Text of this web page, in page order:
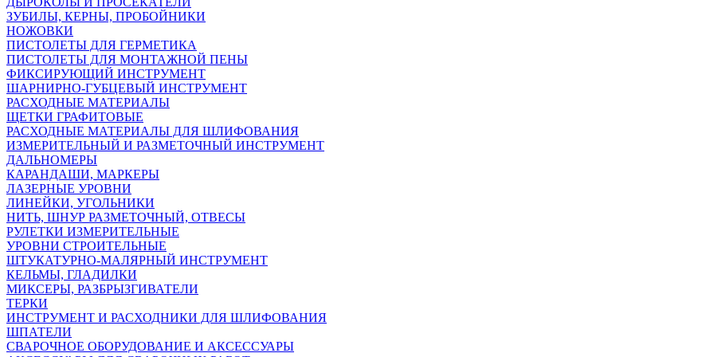
ЗУБИЛЫ, КЕРНЫ, ПРОБОЙНИКИ
НОЖОВКИ
ПИСТОЛЕТЫ ДЛЯ ГЕРМЕТИКА
ПИСТОЛЕТЫ ДЛЯ МОНТАЖНОЙ ПЕНЫ
ФИКСИРУЮЩИЙ ИНСТРУМЕНТ
ШАРНИРНО-ГУБЦЕВЫЙ ИНСТРУМЕНТ
РАСХОДНЫЕ МАТЕРИАЛЫ
ЩЕТКИ ГРАФИТОВЫЕ
РАСХОДНЫЕ МАТЕРИАЛЫ ДЛЯ ШЛИФОВАНИЯ
ИЗМЕРИТЕЛЬНЫЙ И РАЗМЕТОЧНЫЙ ИНСТРУМЕНТ
ДАЛЬНОМЕРЫ
КАРАНДАШИ, МАРКЕРЫ
ЛАЗЕРНЫЕ УРОВНИ
ЛИНЕЙКИ, УГОЛЬНИКИ
НИТЬ, ШНУР РАЗМЕТОЧНЫЙ, ОТВЕСЫ
РУЛЕТКИ ИЗМЕРИТЕЛЬНЫЕ
УРОВНИ СТРОИТЕЛЬНЫЕ
ШТУКАТУРНО-МАЛЯРНЫЙ ИНСТРУМЕНТ
КЕЛЬМЫ, ГЛАДИЛКИ
МИКСЕРЫ, РАЗБРЫЗГИВАТЕЛИ
ТЕРКИ
ИНСТРУМЕНТ И РАСХОДНИКИ ДЛЯ ШЛИФОВАНИЯ
ШПАТЕЛИ
СВАРОЧНОЕ ОБОРУДОВАНИЕ И АКСЕССУАРЫ